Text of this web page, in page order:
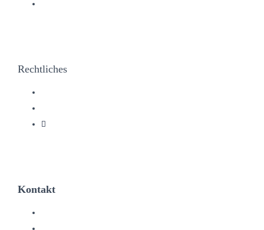
Rechtliches
Kontakt